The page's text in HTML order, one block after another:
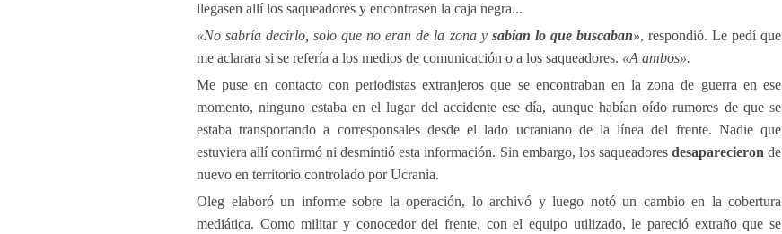
llegasen allí los saqueadores y encontrasen la caja negra...
«No sabría decirlo, solo que no eran de la zona y sabían lo que buscaban», respondió. Le pedí que
me aclarara si se refería a los medios de comunicación o a los saqueadores. «A ambos».
Me puse en contacto con periodistas extranjeros que se encontraban en la zona de guerra en ese
momento, ninguno estaba en el lugar del accidente ese día, aunque habían oído rumores de que se
estaba transportando a corresponsales desde el lado ucraniano de la línea del frente. Nadie que
estuviera allí confirmó ni desmintió esta información. Sin embargo, los saqueadores desaparecieron de
nuevo en territorio controlado por Ucrania.
Oleg elaboró un informe sobre la operación, lo archivó y luego notó un cambio en la cobertura
mediática. Como militar y conocedor del frente, con el equipo utilizado, le pareció extraño que se